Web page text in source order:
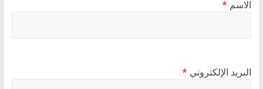
الاسم *
البريد الإلكتروني *